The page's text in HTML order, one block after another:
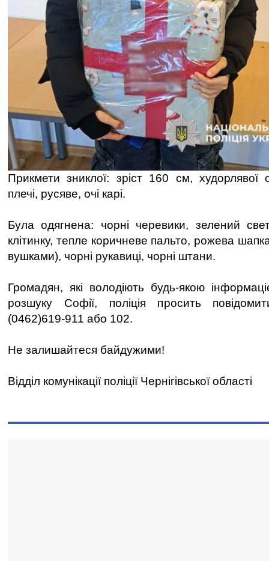
Прикмети зниклої: зріст 160 см, худорлявої
плечі, русяве, очі карі.
Була одягнена: чорні черевики, зелений
клітинку, тепле коричневе пальто, рожева
вушками), чорні рукавиці, чорні штани.
Громадян, які володіють будь-якою
розшуку Софії, поліція просить
(0462)619-911 або 102.
Не залишайтеся байдужими!
Відділ комунікації поліції Чернігівської області